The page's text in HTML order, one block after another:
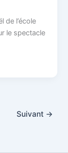
de l’école
le spectacle
Suivant →